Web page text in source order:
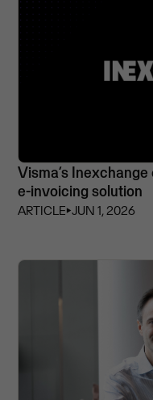
Visma’s
e-invoicing solution
ARTICLE⏵JUN 1, 2026